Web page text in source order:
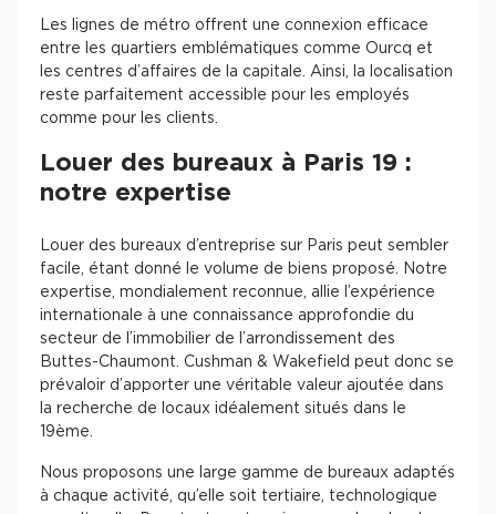
Les lignes de métro offrent une connexion efficace
entre les quartiers emblématiques comme Ourcq et
les centres d’affaires de la capitale. Ainsi, la localisation
reste parfaitement accessible pour les employés
comme pour les clients.
Louer des bureaux à Paris 19 :
notre expertise
Louer des bureaux d’entreprise sur Paris peut sembler
facile, étant donné le volume de biens proposé. Notre
expertise, mondialement reconnue, allie l’expérience
internationale à une connaissance approfondie du
secteur de l’immobilier de l’arrondissement des
Buttes-Chaumont. Cushman & Wakefield peut donc se
prévaloir d’apporter une véritable valeur ajoutée dans
la recherche de locaux idéalement situés dans le
19ème.
Nous proposons une large gamme de bureaux adaptés
à chaque activité, qu’elle soit tertiaire, technologique